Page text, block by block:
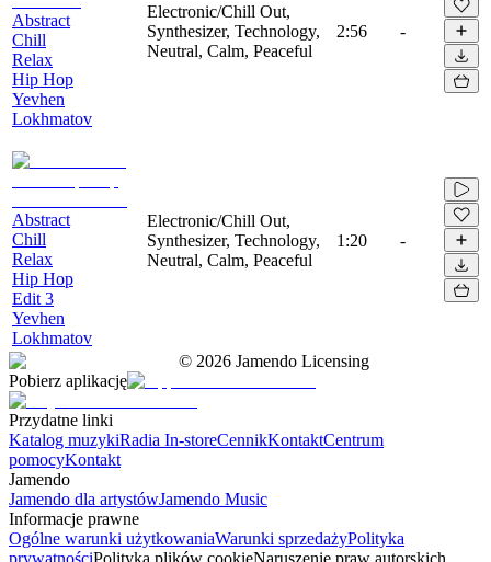
Abstract
Chill
Relax
Hip Hop
Yevhen
Lokhmatov
Electronic/Chill Out,
Synthesizer, Technology,
Neutral, Calm, Peaceful
2:56 -
Abstract
Chill
Relax
Hip Hop
Edit 3
Yevhen
Lokhmatov
Electronic/Chill Out,
Synthesizer, Technology,
Neutral, Calm, Peaceful
1:20 -
© 2026 Jamendo Licensing
Pobierz aplikację
Przydatne linki
Katalog muzykiRadia In-storeCennikKontaktCentrum
pomocyKontakt
Jamendo
Jamendo dla artystówJamendo Music
Informacje prawne
Ogólne warunki użytkowaniaWarunki sprzedażyPolityka
prywatnościPolityka plików cookieNaruszenie praw autorskich